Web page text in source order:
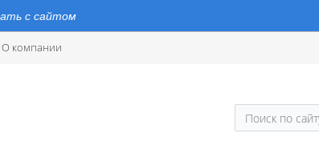
с сайтом
О компании